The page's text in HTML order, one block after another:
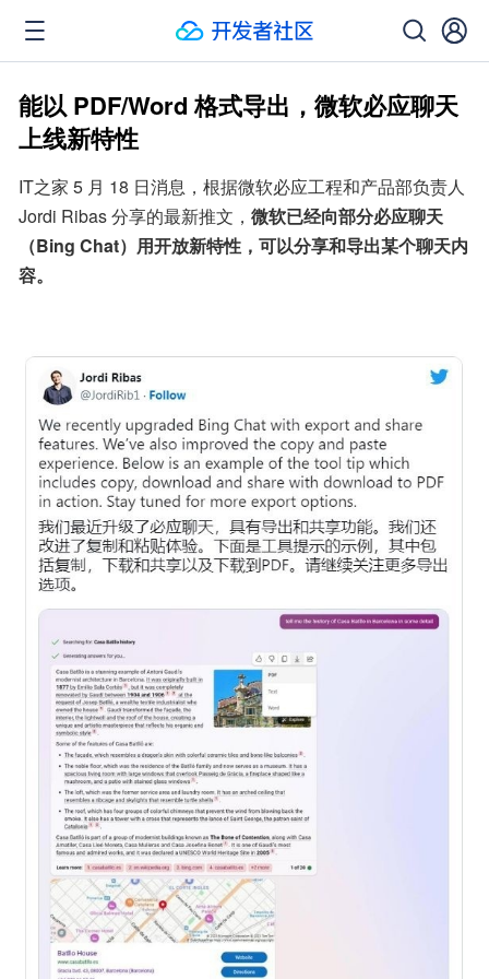
能以 PDF/Word 格式导出，微软必应聊天
上线新特性
IT之家 5 月 18 日消息，根据微软必应工程和产品部负责人
Jordi Ribas 分享的最新推文， 微软已经向部分必应聊天
（Bing Chat）用开放新特性，可以分享和导出某个聊天内
容。